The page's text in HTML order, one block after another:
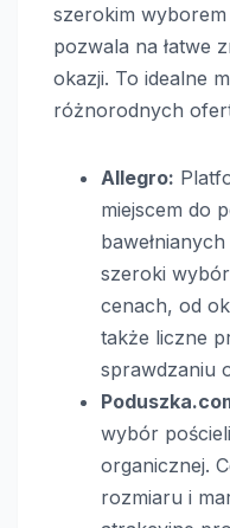
szerokim
pozwala na łatwe
okazji. To idealne
różnorodnych
Allegro:
miejscem do
szeroki
cenach, od
także liczne
sprawdzaniu
wybór
organicznej.
rozmiaru i